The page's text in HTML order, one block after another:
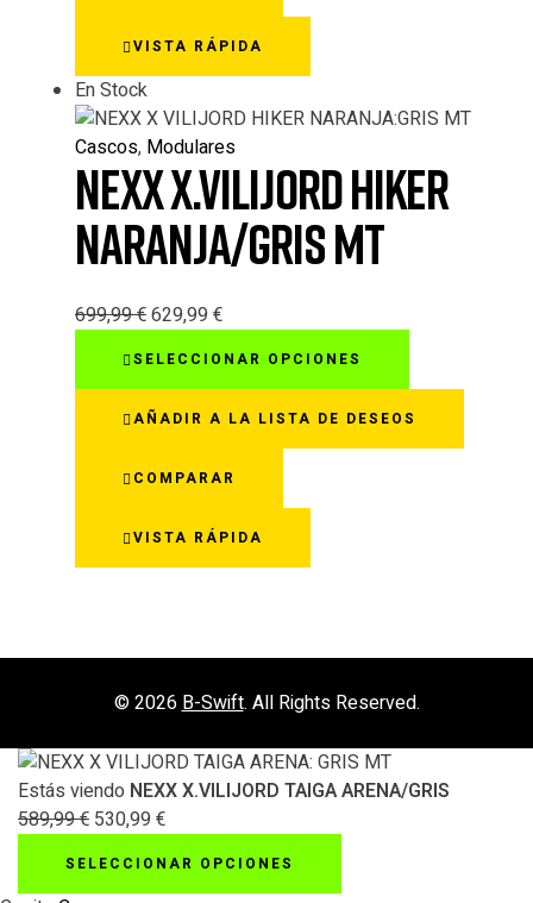
elegir
la
página
VISTA RÁPIDA
En Stock
Cascos, Modulares
NEXX X.VILIJORD HIKER
NARANJA/GRIS MT
699,99€629,99 €
SELECCIONAR OPCIONES
múltiples
variantes.
la
de
producto
AÑADIR A LA LISTA DE DESEOS
COMPARAR
VISTA RÁPIDA
© 2026B-Swift. All Rights Reserved.
Estás viendo NEXX X.VILIJORD TAIGA ARENA/GRIS
589,99€ 530,99 €
SELECCIONAR OPCIONES